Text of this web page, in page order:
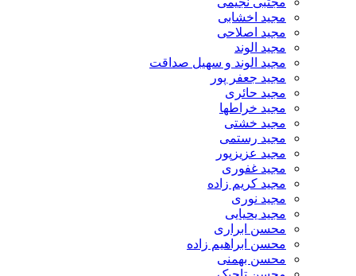
مجید اخشابی
مجید اصلاحی
مجید الوند‎
مجید الوند و سهیل صداقت
مجید جعفر پور
مجید حائری
مجید خراطها
مجید خشتی
مجید رستمی
مجید عزیزپور
مجید غفوری
مجید کریم زاده
مجید نوری
مجید یحیایی
محسن ابراری
محسن ابراهیم زاده
محسن بهمنی